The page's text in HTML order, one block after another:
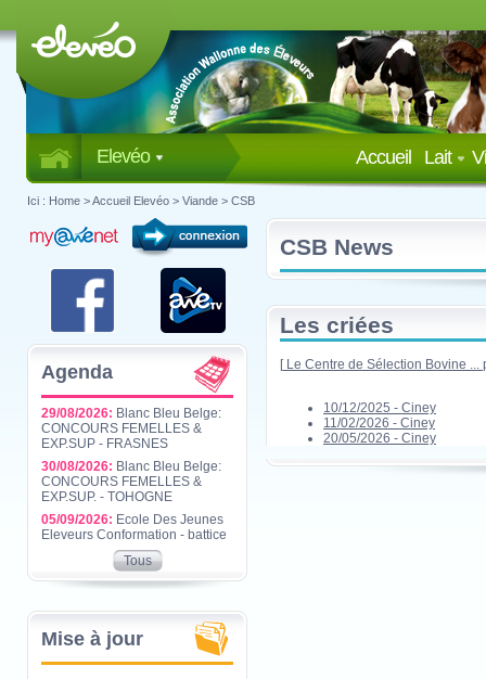
Elevéo Lait
Accueil
Ici : Home >Accueil Elevéo > Viande > CSB
Agenda
29/08/2026: Blanc Bleu Belge:
CONCOURS FEMELLES &
EXP.SUP - FRASNES
30/08/2026: Blanc Bleu Belge:
CONCOURS FEMELLES &
EXP.SUP. - TOHOGNE
05/09/2026: Ecole Des Jeunes
Eleveurs Conformation - battice
Tous
Mise à jour
CSB News
Les criées
[Le Centre de Sélection Bovine
10/12/2025 - Ciney
11/02/2026 - Ciney
20/05/2026 - Ciney